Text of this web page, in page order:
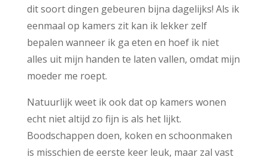
dit soort dingen gebeuren bijna dagelijks! Als ik
eenmaal op kamers zit kan ik lekker zelf
bepalen wanneer ik ga eten en hoef ik niet
alles uit mijn handen te laten vallen, omdat mijn
moeder me roept.
Natuurlijk weet ik ook dat op kamers wonen
echt niet altijd zo fijn is als het lijkt.
Boodschappen doen, koken en schoonmaken
is misschien de eerste keer leuk, maar zal vast